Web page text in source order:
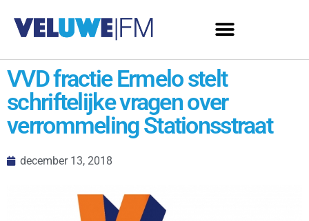
VVD fractie Ermelo stelt
schriftelijke vragen over
verrommeling Stationsstraat
december 13, 2018